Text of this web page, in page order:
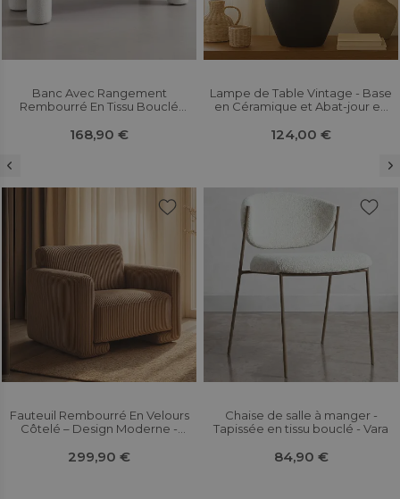
Banc Avec Rangement
Rembourré En Tissu Bouclé
Pour Salon Et Chambre - Kylna
168,90 €
Fauteuil Rembourré En Velours
Côtelé – Design Moderne -
299,90 €
Lampe de Table Vintage - Base
en Céramique et Abat-jour en
124,00 €
Chaise de salle à manger -
Tapissée en tissu bouclé - Vara
84,90 €